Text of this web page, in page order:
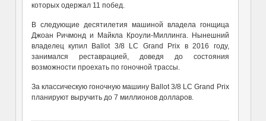
которых одержал 11 побед.
В следующие десятилетия машиной владела гонщица
Джоан Ричмонд и Майкла Кроули-Миллинга. Нынешний
владелец купил
Ballot 3/8 LC Grand Prix в 2016 году,
занимался реставрацией, доведя до состояния
возможности проехать по гоночной трассы.
За классическую гоночную машину Ballot 3/8 LC Grand Prix
планируют выручить до 7 миллионов долларов.